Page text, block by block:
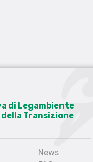
di Legambiente
Transizione
News